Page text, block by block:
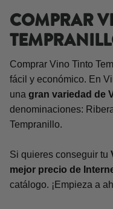
COMPRAR
Comprar Vino Tinto
fácil y económico. En
una gran variedad de
denominaciones:
Tempranillo.
Si quieres conseguir tu
mejor precio de
catálogo. ¡Empieza a